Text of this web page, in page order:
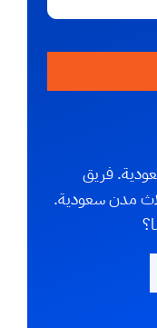
فريق
مدن سعودية.